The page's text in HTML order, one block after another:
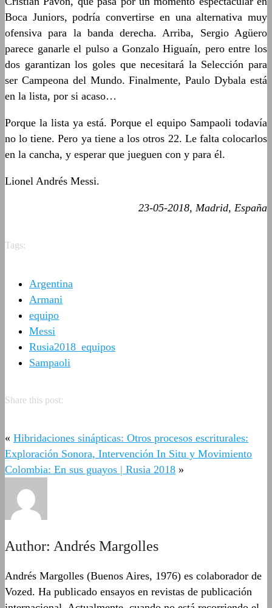
Boca Juniors, podría convertirse en una alternativa muy
ofensiva para la banda derecha. Arriba, Sergio Agüero
parece ganarle el pulso a Gonzalo Higuaín, pero entre los
dos garantizan los goles que necesitará la Selección para
ser Campeona del Mundo. Finalmente, Paulo Dybala está
en la lista, por si acaso…
Porque la lista ya está. Porque el equipo Sampaoli todavía
no lo tiene. Pero ya tiene a los otros 22. Le falta colocarlos
en la cancha, y esperar que jueguen con y para él.
Lionel Andrés Messi.
23-05-2018, Madrid, España
Tags:
Argentina
Armani
equipo
Messi
Rusia2018_equipos
Sampaoli
Share this post:
« Hibridaciones sinápticas: Otros procesos escriturales:
Exploración Sonora, Intervención In Situ y Movimiento
Colombia: En sus guayos | Rusia 2018 »
Author: Andrés Margolles
Andrés Margolles (Buenos Aires, 1976) es colaborador de
Vozed. Ha publicado ensayos en revistas de publicación